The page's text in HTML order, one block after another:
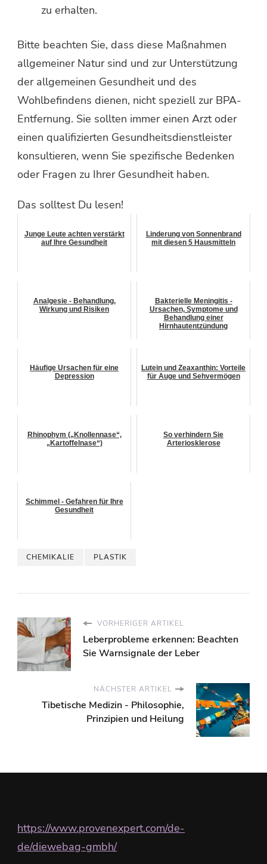
zu erhalten.
Bitte beachten Sie, dass diese Maßnahmen
allgemeiner Natur sind und zur Unterstützung
der allgemeinen Gesundheit und des
Wohlbefindens dienen, nicht speziell zur BPA-
Entfernung. Sie sollten immer einen Arzt oder
einen qualifizierten Gesundheitsdienstleister
konsultieren, wenn Sie spezifische Bedenken
oder Fragen zu Ihrer Gesundheit haben.
Das solltest Du lesen!
Junge Leute achten verstärkt
auf Ihre Gesundheit
Linderung von Sonnenbrand
mit diesen 5 Hausmitteln
Analgesie - Behandlung,
Wirkung und Risiken
Bakterielle Meningitis -
Ursachen, Symptome und
Behandlung einer
Hirnhautentzündung
Häufige Ursachen für eine
Depression
Lutein und Zeaxanthin: Vorteile
für Auge und Sehvermögen
Rhinophym („Knollennase“,
„Kartoffelnase“)
So verhindern Sie
Arteriosklerose
Schimmel - Gefahren für Ihre
Gesundheit
CHEMIKALIE PLASTIK
VORHERIGER ARTIKEL
Leberprobleme erkennen: Beachten
Sie Warnsignale der Leber
NÄCHSTER ARTIKEL
Tibetische Medizin - Philosophie,
Prinzipien und Heilung
https://www.provenexpert.com/de-
de/diewebag-gmbh/